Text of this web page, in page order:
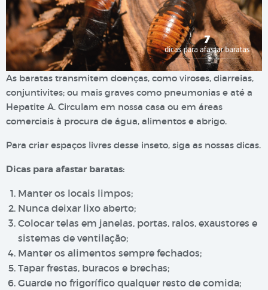
As baratas transmitem doenças, como viroses, diarreias,
conjuntivites; ou mais graves como pneumonias e até a
Hepatite A. Circulam em nossa casa ou em áreas
comerciais à procura de água, alimentos e abrigo.
Para criar espaços livres desse inseto, siga as nossas dicas.
Dicas para afastar baratas:
Manter os locais limpos;
Nunca deixar lixo aberto;
Colocar telas em janelas, portas, ralos, exaustores e
sistemas de ventilação;
Manter os alimentos sempre fechados;
Tapar frestas, buracos e brechas;
Guarde no frigorífico qualquer resto de comida;